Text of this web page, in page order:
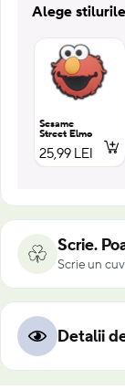
Alege
Sesame
Street Elmo
25,99 LEI
Scrie.
Scrie un
Detalii